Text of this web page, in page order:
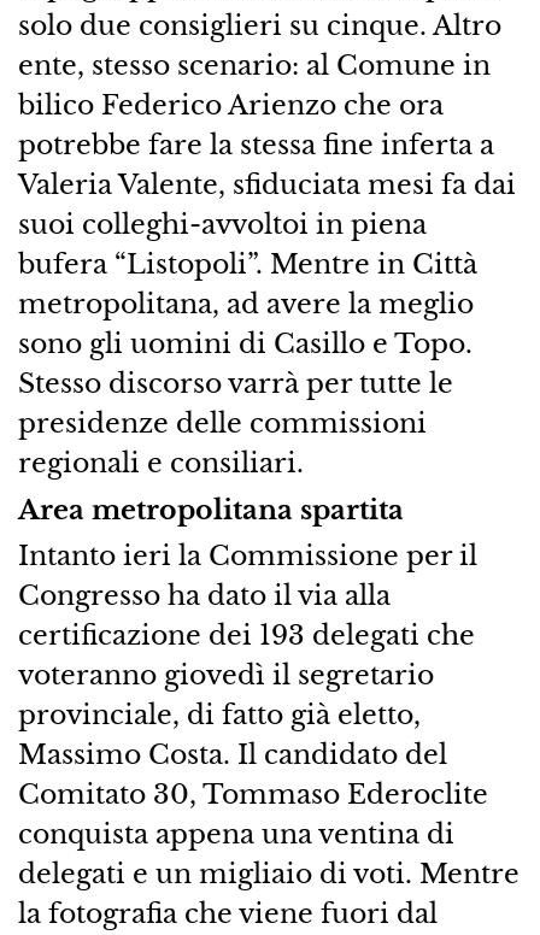
solo due consiglieri su cinque. Altro
ente, stesso scenario: al Comune in
bilico Federico Arienzo che ora
potrebbe fare la stessa fine inferta a
Valeria Valente, sfiduciata mesi fa dai
suoi colleghi-avvoltoi in piena
bufera “Listopoli”. Mentre in Città
metropolitana, ad avere la meglio
sono gli uomini di Casillo e Topo.
Stesso discorso varrà per tutte le
presidenze delle commissioni
regionali e consiliari.
Area metropolitana spartita
Intanto ieri la Commissione per il
Congresso ha dato il via alla
certificazione dei 193 delegati che
voteranno giovedì il segretario
provinciale, di fatto già eletto,
Massimo Costa. Il candidato del
Comitato 30, Tommaso Ederoclite
conquista appena una ventina di
delegati e un migliaio di voti. Mentre
la fotografia che viene fuori dal